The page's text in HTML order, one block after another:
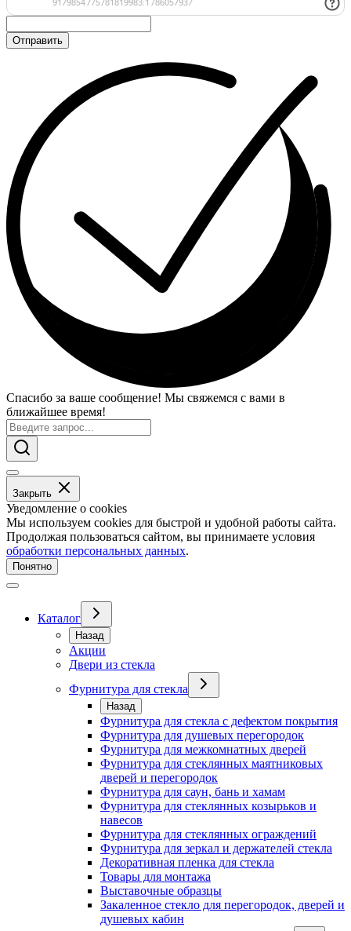
Отправить
Спасибо за ваше сообщение! Мы свяжемся с вами в
ближайшее время!
Закрыть
Уведомление о cookies
Мы используем cookies для быстрой и удобной работы сайта.
Продолжая пользоваться сайтом, вы принимаете условия
обработки персональных данных.
Понятно
Каталог
Назад
Акции
Двери из стекла
Фурнитура для стекла
Назад
Фурнитура для стекла с дефектом покрытия
Фурнитура для душевых перегородок
Фурнитура для межкомнатных дверей
Фурнитура для стеклянных маятниковых
дверей и перегородок
Фурнитура для саун, бань и хамам
Фурнитура для стеклянных козырьков и
навесов
Фурнитура для стеклянных ограждений
Фурнитура для зеркал и держателей стекла
Декоративная пленка для стекла
Товары для монтажа
Выставочные образцы
Закаленное стекло для перегородок, дверей и
душевых кабин